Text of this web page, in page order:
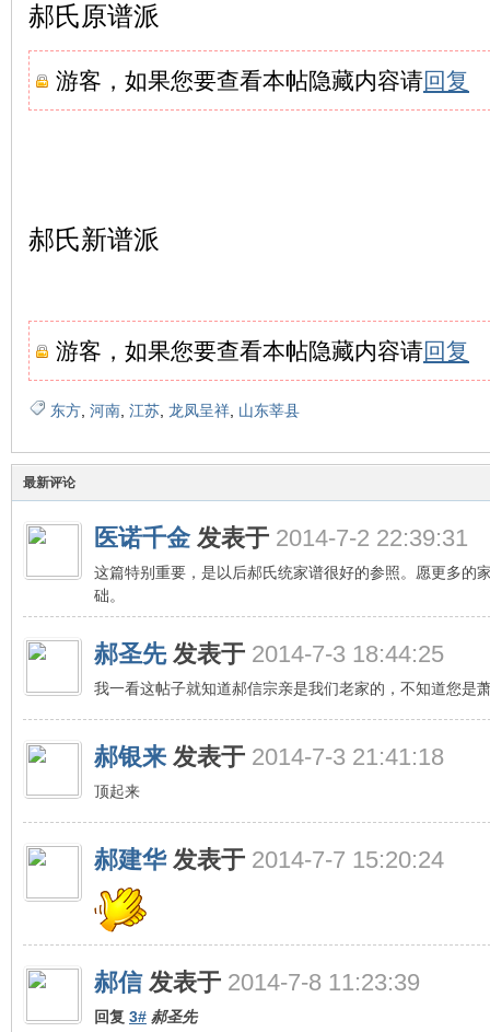
郝氏原谱派
游客，如果您要查看本帖隐藏内容请回复
郝氏新谱派
游客，如果您要查看本帖隐藏内容请回复
东方 河南 江苏 龙凤呈祥 山东莘县
最新评论
医诺千金发表于 2014-7-2 22:39:31
这篇特别重要，是以后郝氏统家谱很好的参照。愿更多的
础。
郝圣先发表于 2014-7-3 18:44:25
我一看这帖子就知道郝信宗亲是我们老家的，不知道您是
郝银来 发表于 2014-7-3 21:41:18
顶起来
郝建华发表于 2014-7-7 15:20:24
郝信发表于 2014-7-8 11:23:39
回复 3# 郝圣先